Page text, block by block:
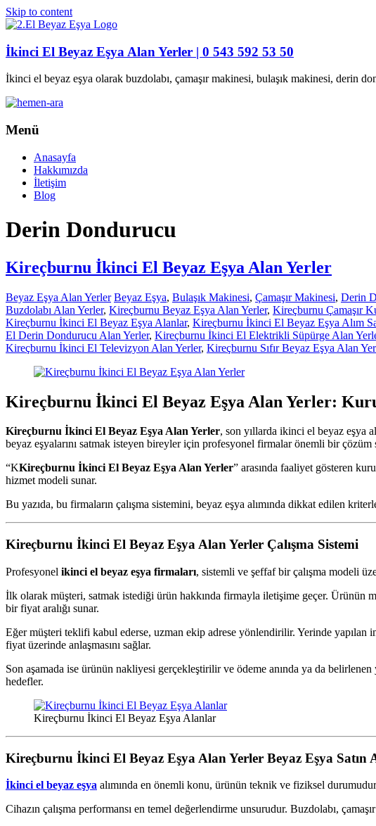
Skip to content
İkinci El Beyaz Eşya Alan Yerler | 0 543 592 53 50
İkinci el beyaz eşya olarak buzdolabı, çamaşır makinesi, bulaşık makinesi, derin
Menü
Anasayfa
Hakkımızda
İletişim
Blog
Derin Dondurucu
Kireçburnu İkinci El Beyaz Eşya Alan Yerler
Beyaz Eşya Alan Yerler Beyaz Eşya, Bulaşık Makinesi, Çamaşır Makinesi, Derin
Buzdolabı Alan Yerler, Kireçburnu Beyaz Eşya Alan Yerler, Kireçburnu Çamaşır
Kireçburnu İkinci El Beyaz Eşya Alanlar, Kireçburnu İkinci El Beyaz Eşya Alım
El Derin Dondurucu Alan Yerler, Kireçburnu İkinci El Elektrikli Süpürge Alan
Kireçburnu İkinci El Televizyon Alan Yerler, Kireçburnu Sıfır Beyaz Eşya Alan
Kireçburnu İkinci El Beyaz Eşya Alan Yerler:
Kireçburnu İkinci El Beyaz Eşya Alan Yerler, son yıllarda ikinci el beyaz eşya
beyaz eşyalarını satmak isteyen bireyler için profesyonel firmalar önemli bir çözüm
“KKireçburnu İkinci El Beyaz Eşya Alan Yerler” arasında faaliyet gösteren
hizmet modeli sunar.
Bu yazıda, bu firmaların çalışma sistemini, beyaz eşya alımında dikkat edilen
Kireçburnu İkinci El Beyaz Eşya Alan Yerler Çalışma Sistemi
Profesyonel ikinci el beyaz eşya firmaları, sistemli ve şeffaf bir çalışma modeli
İlk olarak müşteri, satmak istediği ürün hakkında firmayla iletişime geçer. Ürünün
bir fiyat aralığı sunar.
Eğer müşteri teklifi kabul ederse, uzman ekip adrese yönlendirilir. Yerinde yapılan
fiyat üzerinde anlaşmasını sağlar.
Son aşamada ise ürünün nakliyesi gerçekleştirilir ve ödeme anında ya da
hedefler.
Kireçburnu İkinci El Beyaz Eşya Alanlar
Kireçburnu İkinci El Beyaz Eşya Alan Yerler Beyaz Eşya Satın
İkinci el beyaz eşya alımında en önemli konu, ürünün teknik ve fiziksel
Cihazın çalışma performansı en temel değerlendirme unsurudur. Buzdolabı,